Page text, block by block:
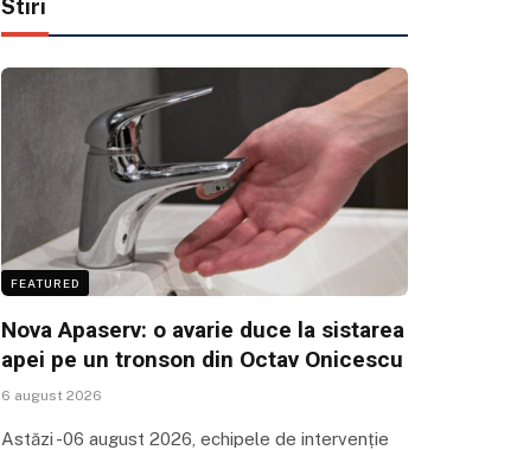
Stiri
FEATURED
Nova Apaserv: o avarie duce la sistarea
apei pe un tronson din Octav Onicescu
6 august 2026
Astăzi -06 august 2026, echipele de intervenție